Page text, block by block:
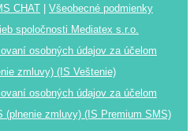
CHAT | Všeobecné podmienky
spoločnosti Mediatex s.r.o.
osobných údajov za účelom
zmluvy) (IS Veštenie)
osobných údajov za účelom
zmluvy) (IS Premium SMS)